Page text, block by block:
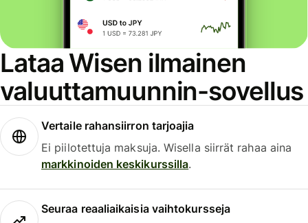
Lataa Wisen ilmainen
valuuttamuunnin-sovellus
Vertaile rahansiirron tarjoajia
Ei piilotettuja maksuja. Wisella siirrät rahaa aina
markkinoiden keskikurssilla.
Seuraa reaaliaikaisia vaihtokursseja